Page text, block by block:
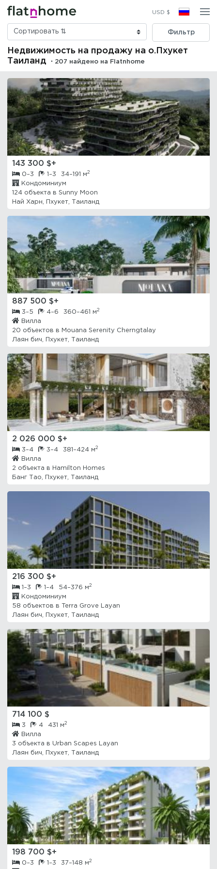
USD $
Фильтр
Недвижимость на продажу на о.Пхукет
Таиланд
・207 найдено на Flatnhome
143 300 $+
0–3 1–3 34–191 м2
Кондоминиум
124 объекта в Sunny Moon
Най Харн, Пхукет, Таиланд
887 500 $+
3–5 4–6 360–461 м2
Вилла
20 объектов в
Mouana Serenity Cherngtalay
Лаян бич, Пхукет, Таиланд
2 026 000 $+
3–4 3–4 381–424 м2
Вилла
2 объекта в
Hamilton Homes
Банг Тао, Пхукет, Таиланд
216 300 $+
1–3 1–4 54–376 м2
Кондоминиум
58 объектов в
Terra Grove Layan
Лаян бич, Пхукет, Таиланд
714 100 $
3 4 431 м2
Вилла
3 объекта в Urban Scapes Layan
Лаян бич, Пхукет, Таиланд
198 700 $+
0–3 1–3 37–148 м2